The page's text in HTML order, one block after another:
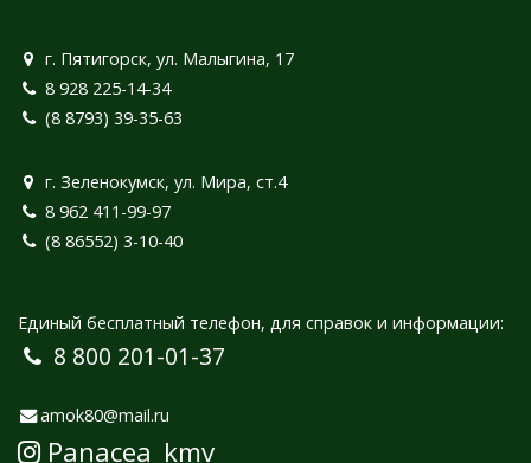
г. Пятигорск, ул. Малыгина, 17
8 928 225-14-34
(8 8793) 39-35-63
г. Зеленокумск, ул. Мира, ст.4
8 962 411-99-97
(8 86552) 3-10-40
Единый бесплатный телефон, для справок и информации:
8 800 201-01-37
amok80@mail.ru
Panacea_kmv